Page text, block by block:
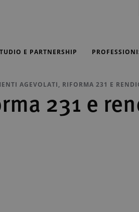
E PARTNERSHIP
AGEVOLATI, RIFORMA 231 E
231 e